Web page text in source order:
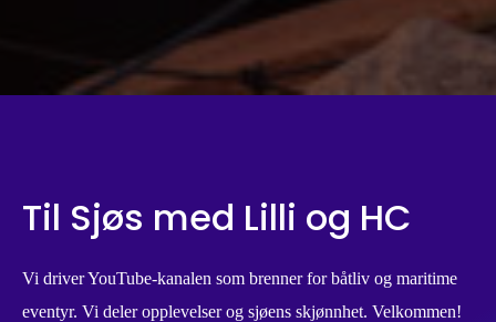
Til Sjøs med Lilli og HC
Vi driver YouTube-kanalen som brenner for båtliv og maritime
eventyr. Vi deler opplevelser og sjøens skjønnhet. Velkommen!